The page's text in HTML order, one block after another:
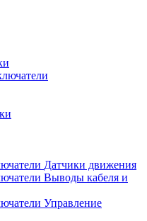
Датчики движения
Выводы кабеля и
Управление